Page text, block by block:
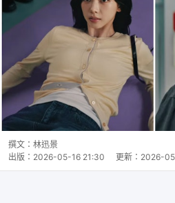
撰文： 林迅景
出版： 2026-05-16 21:30 更新： 2026-